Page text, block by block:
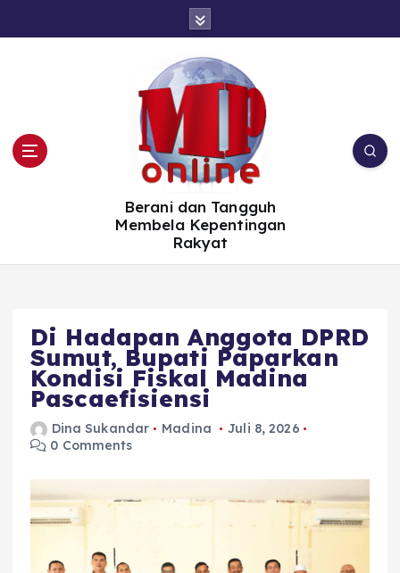
Berani dan Tangguh
Membela Kepentingan
Rakyat
Di Hadapan Anggota DPRD
Sumut, Bupati Paparkan
Kondisi Fiskal Madina
Pascaefisiensi
Dina Sukandar Madina
Juli 8, 2026
0 Comments